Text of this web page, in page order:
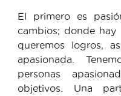
El primero es
cambios; donde hay
queremos logros,
apasionada.
personas
objetivos. Una